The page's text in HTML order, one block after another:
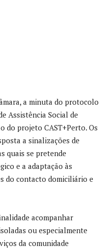
a minuta do protocolo
Assistência Social de
do projeto CAST+Perto. Os
a sinalizações de
quais se pretende
e a adaptação às
do contacto domiciliário e
acompanhar
ou especialmente
da comunidade